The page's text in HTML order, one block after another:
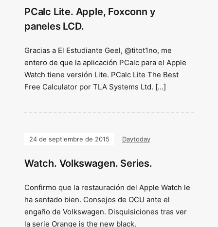
PCalc Lite. Apple, Foxconn y
paneles LCD.
Gracias a El Estudiante Geel, @titot1no, me
entero de que la aplicación PCalc para el Apple
Watch tiene versión Lite. PCalc Lite The Best
Free Calculator por TLA Systems Ltd. […]
24 de septiembre de 2015 Daytoday
Watch. Volkswagen. Series.
Confirmo que la restauración del Apple Watch le
ha sentado bien. Consejos de OCU ante el
engaño de Volkswagen. Disquisiciones tras ver
la serie Orange is the new black.